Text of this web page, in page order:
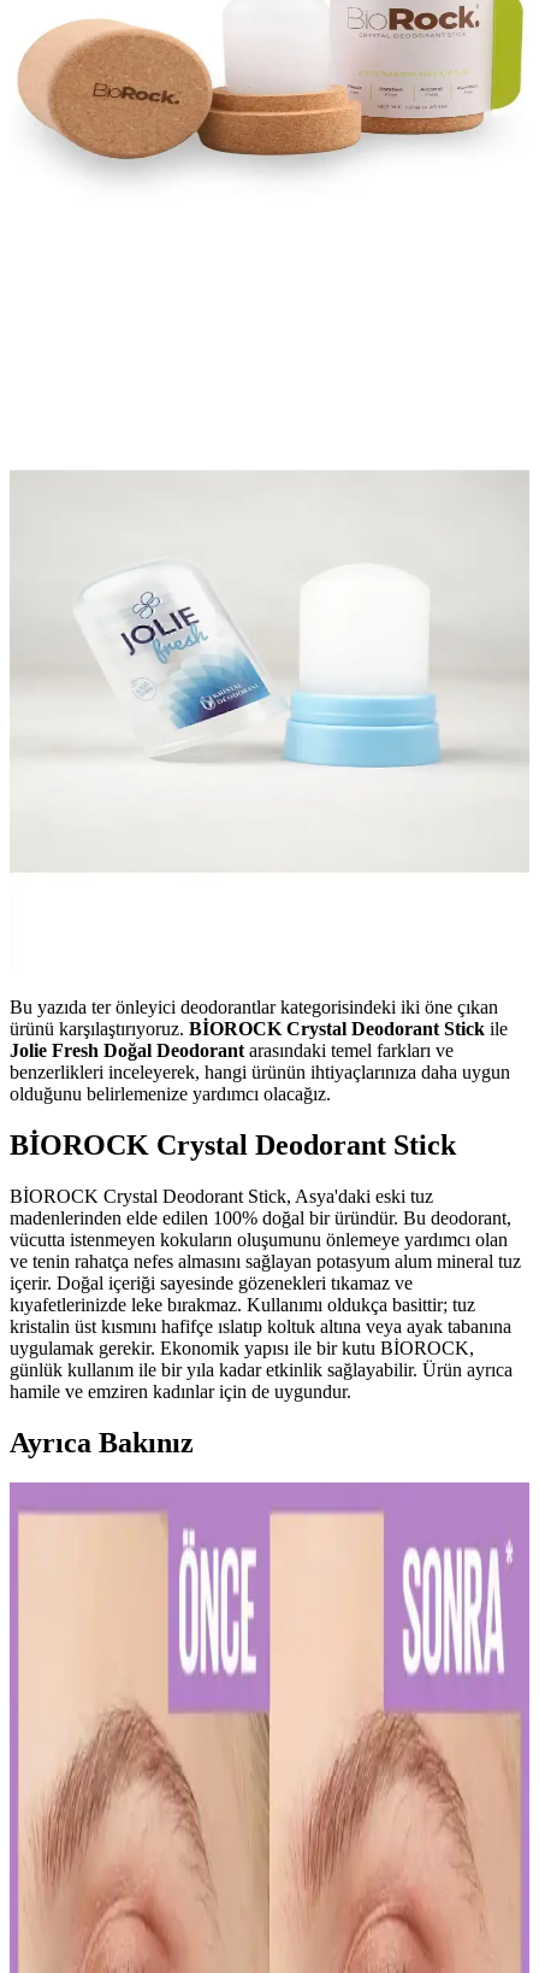
Bu yazıda ter önleyici deodorantlar kategorisindeki iki öne çıkan
ürünü karşılaştırıyoruz. BİOROCK Crystal Deodorant Stick ile
Jolie Fresh Doğal Deodorant arasındaki temel farkları ve
benzerlikleri inceleyerek, hangi ürünün ihtiyaçlarınıza daha uygun
olduğunu belirlemenize yardımcı olacağız.
BİOROCK Crystal Deodorant Stick
BİOROCK Crystal Deodorant Stick, Asya'daki eski tuz
madenlerinden elde edilen 100% doğal bir üründür. Bu deodorant,
vücutta istenmeyen kokuların oluşumunu önlemeye yardımcı olan
ve tenin rahatça nefes almasını sağlayan potasyum alum mineral tuz
içerir. Doğal içeriği sayesinde gözenekleri tıkamaz ve
kıyafetlerinizde leke bırakmaz. Kullanımı oldukça basittir; tuz
kristalin üst kısmını hafifçe ıslatıp koltuk altına veya ayak tabanına
uygulamak gerekir. Ekonomik yapısı ile bir kutu BİOROCK,
günlük kullanım ile bir yıla kadar etkinlik sağlayabilir. Ürün ayrıca
hamile ve emziren kadınlar için de uygundur.
Ayrıca Bakınız
Diş Hassasiyetini Azaltan Doğru Diş Macunu Seçimi
ve Kullanım İpuçları
Diş hassasiyetini hafifletmek ve sağlıklı bir gülüşe ulaşmak için
doğru diş macunu seçimi ve düzenli kullanım önemlidir. Uzman
önerileriyle diş sağlığınızı koruyun.
Kalıcı Kalem Göz Makyajı: Uzun Süre Dayanan ve
Pratik Kullanım İpuçları
Kalıcı kalem göz makyajı, suya ve tere dayanıklı formülleriyle uzun
süre kalıcı ve net çizgiler sağlar. Uygulama ve bakım ipuçlarıyla
gözlerinizi vurgulayın.
Kalıcı Oje Seçenekleri: Nail Master M377 ve M378
Modellerinin Detaylı Analizi
Nail Master M377 ve M378 modelleri, dayanıklılık ve parlaklık
sunan kalıcı ojeler arasında öne çıkar. Bu modellerin özellikleri ve
bakım önerileriyle uzun süre şık ve bakımlı kalabilirsiniz.